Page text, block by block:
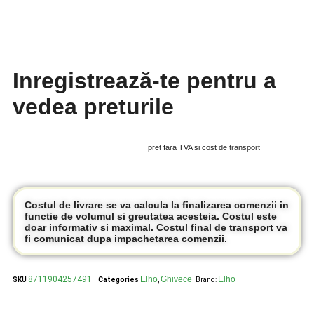
Inregistrează-te pentru a
vedea preturile
pret fara TVA si cost de transport
Costul de livrare se va calcula la finalizarea comenzii in
functie de volumul si greutatea acesteia. Costul este
doar informativ si maximal. Costul final de transport va
fi comunicat dupa impachetarea comenzii.
SKU 8711904257491 Categories Elho Ghivece Brand: Elho